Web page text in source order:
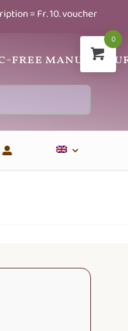
= Fr. 10. voucher
free
0